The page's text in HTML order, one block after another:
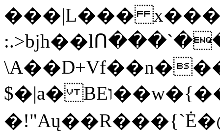
���|L���
$�|a� BEו��w�{���;���q�X��d%�������W� hU�(�1�Ū}9�S�F<��i�L3�;�